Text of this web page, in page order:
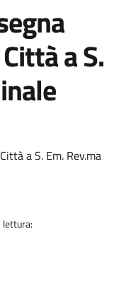
a S.
a S. Em. Rev.ma
lettura: